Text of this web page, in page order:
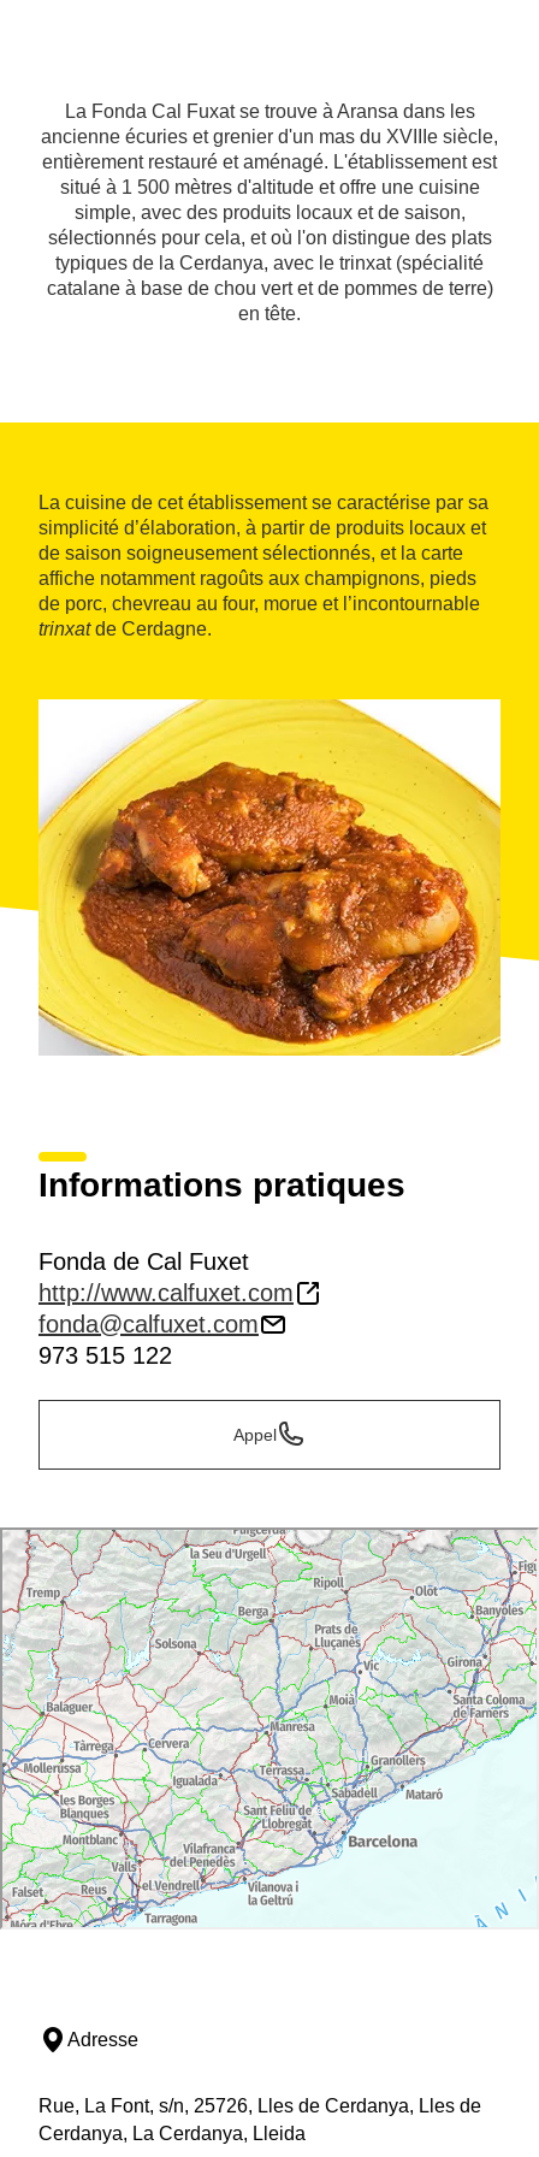
La Fonda Cal Fuxat se trouve à Aransa dans les
ancienne écuries et grenier d'un mas du XVIIIe siècle,
entièrement restauré et aménagé. L'établissement est
situé à 1 500 mètres d'altitude et offre une cuisine
simple, avec des produits locaux et de saison,
sélectionnés pour cela, et où l'on distingue des plats
typiques de la Cerdanya, avec le trinxat (spécialité
catalane à base de chou vert et de pommes de terre)
en tête.
La cuisine de cet établissement se caractérise par sa
simplicité d’élaboration, à partir de produits locaux et
de saison soigneusement sélectionnés, et la carte
affiche notamment ragoûts aux champignons, pieds
de porc, chevreau au four, morue et l’incontournable
trinxatde Cerdagne.
Informations pratiques
Fonda de Cal Fuxet
http://www.calfuxet.com
fonda@calfuxet.com
973 515 122
Appel
Adresse
Rue, La Font, s/n, 25726, Lles de Cerdanya, Lles de
Cerdanya, La Cerdanya, Lleida